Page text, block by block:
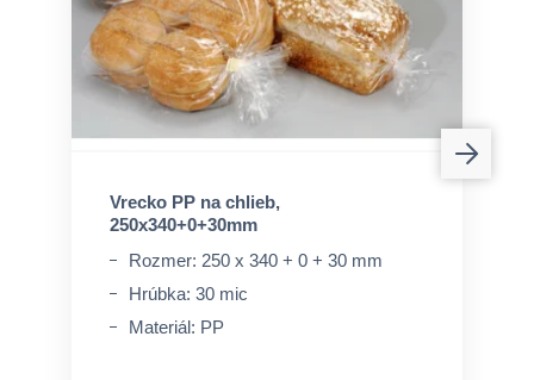
Vrecko PP na chlieb,
250x340+0+30mm
Rozmer: 250 x 340 + 0 + 30 mm
Hrúbka: 30 mic
Materiál: PP